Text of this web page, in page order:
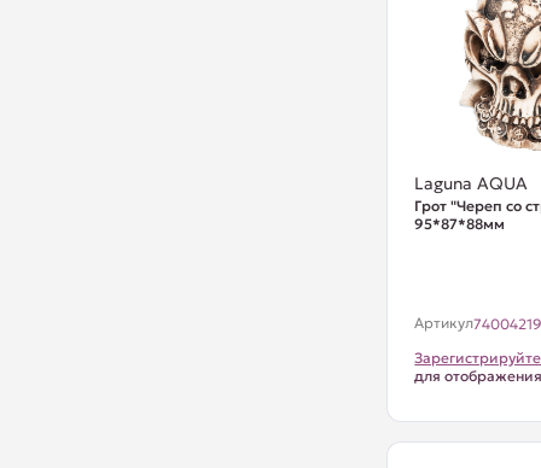
Laguna AQUA
Грот "Череп со
95*87*88мм
Артикул
для